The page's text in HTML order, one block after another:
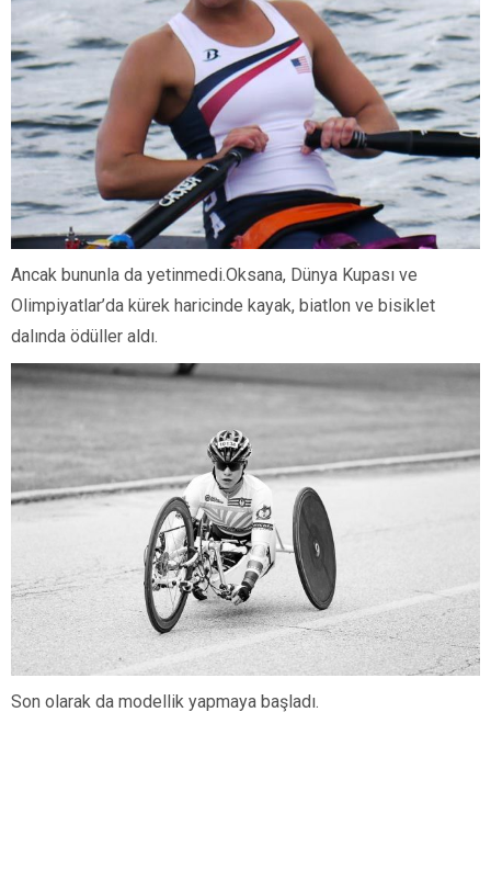
Ancak bununla da yetinmedi.Oksana, Dünya Kupası ve
Olimpiyatlar’da kürek haricinde kayak, biatlon ve bisiklet
dalında ödüller aldı.
Son olarak da modellik yapmaya başladı.